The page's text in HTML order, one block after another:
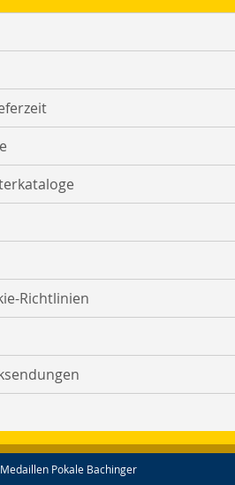
Richtlinien
Pokale Bachinger